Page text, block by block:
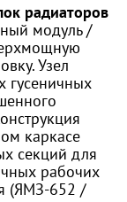
радиаторов
модуль /
Узел
гусеничных
каркасе
секций для
рабочих
(ЯМЗ-652 /